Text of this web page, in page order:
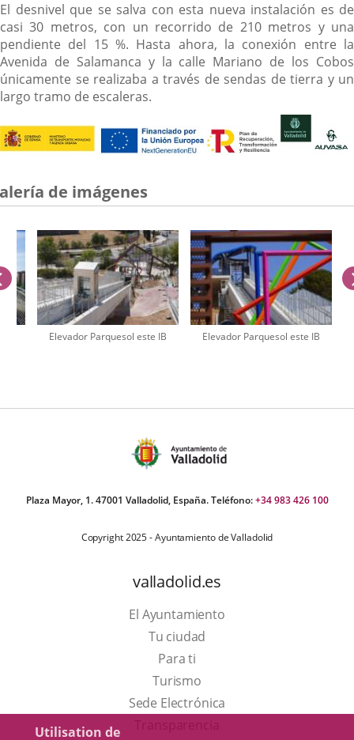
Utilisation de
El desnivel que se salva con esta nueva instalación es de
casi 30 metros, con un recorrido de 210 metros y una
pendiente del 15 %. Hasta ahora, la conexión entre la
Avenida de Salamanca y la calle Mariano de los Cobos
únicamente se realizaba a través de sendas de tierra y un
largo tramo de escaleras.
de imágenes
Elevador Parquesol este IB Elevador Parquesol este IB
anterior
Plaza Mayor, 1. 47001 Valladolid, España. Teléfono:+34 983 426 100
Copyright 2025 - Ayuntamiento de Valladolid
valladolid.es
El Ayuntamiento
Tu ciudad
Para ti
TurismoEste
enlace
Sede Electrónica